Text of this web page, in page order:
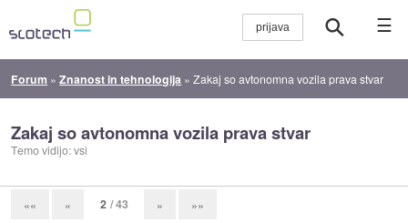
☰
Forum »Znanost in tehnologija »Zakaj so avtonomna vozila prava stvar
Zakaj so avtonomna vozila prava stvar
Temo vidijo: vsi
«« « 2 / 43 » »»